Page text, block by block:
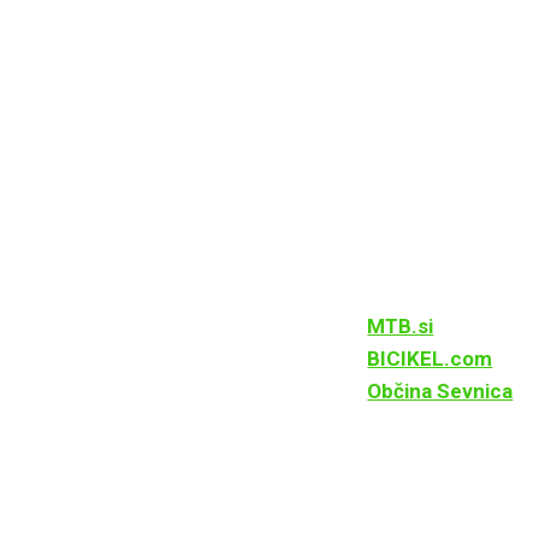
MTB.si
BICIKEL.com
Občina Sevnica